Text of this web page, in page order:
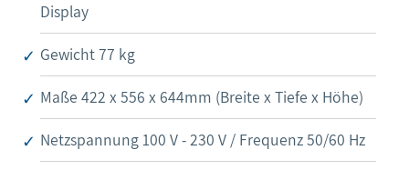
Display
Gewicht 77 kg
Maße 422 x 556 x 644mm (Breite x Tiefe x Höhe)
Netzspannung 100 V - 230 V / Frequenz 50/60 Hz